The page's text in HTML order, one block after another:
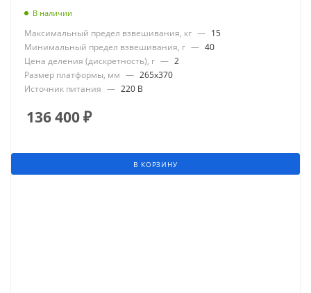
В наличии
Максимальный предел взвешивания, кг — 15
Минимальный предел взвешивания, г — 40
Цена деления (дискретность), г — 2
Размер платформы, мм — 265x370
Источник питания — 220 В
136 400₽
В КОРЗИНУ